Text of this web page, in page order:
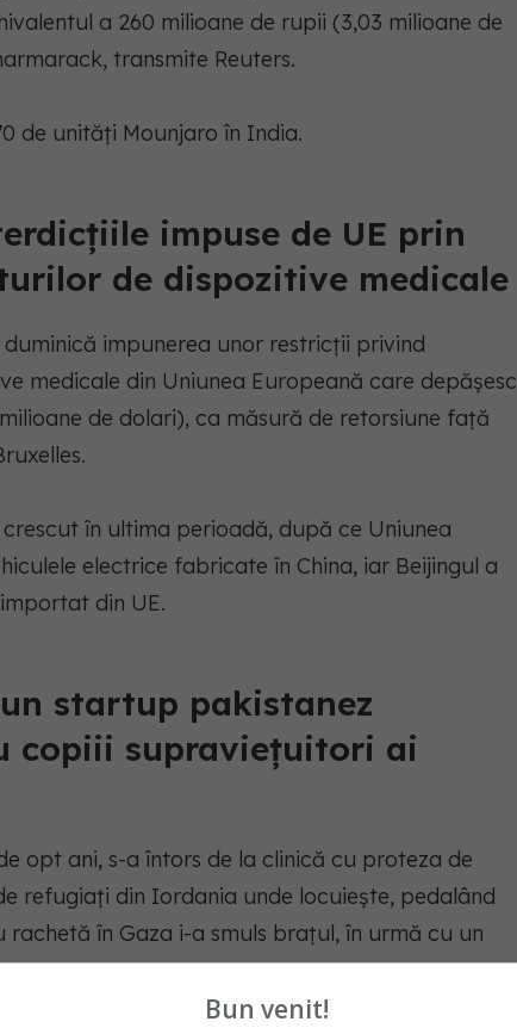
a 260 milioane de rupii (3,03 milioane de
transmite Reuters.
de unități Mounjaro în India.
impuse de UE prin
de dispozitive medicale
impunerea unor restricții privind
medicale din Uniunea Europeană care depășesc
de dolari), ca măsură de retorsiune față
în ultima perioadă, după ce Uniunea
electrice fabricate în China, iar Beijingul a
din UE.
startup pakistanez
copiii supraviețuitori ai
opt ani, s-a întors de la clinică cu proteza de
refugiați din Iordania unde locuiește, pedalând
în Gaza i-a smuls brațul, în urmă cu un
Bun venit!